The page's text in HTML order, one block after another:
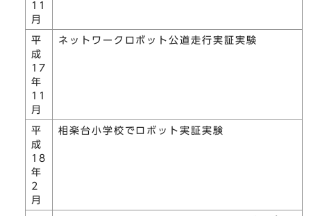
11
月
平
成
17
年
11
月
ネットワークロボット公道走行実証実験
平
成
18
年
2
月
相楽台小学校でロボット実証実験